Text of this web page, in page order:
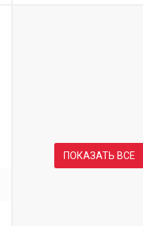
ПОКАЗАТЬ ВСЕ